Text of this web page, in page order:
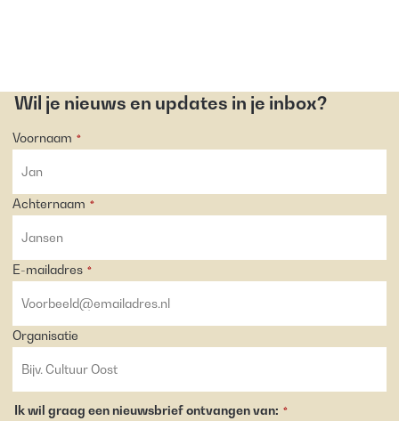
Wil je nieuws en updates in je inbox?
Voornaam *
Achternaam *
E-mailadres *
Organisatie
Ik wil graag een nieuwsbrief ontvangen van: *